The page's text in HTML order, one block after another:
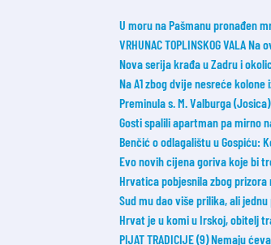
U moru na Pašmanu pronađen
VRHUNAC TOPLINSKOG VALA
Nova serija krađa u Zadru i
Na A1 zbog dvije nesreće
Preminula s. M. Valburga
Gosti spalili apartman pa mirno
Benčić o odlagalištu u Gospiću:
Evo novih cijena goriva koje bi
Hrvatica pobjesnila zbog prizora
Sud mu dao više prilika, ali
Hrvat je u komi u Irskoj, obitelj
PIJAT TRADICIJE (9) Nemaju